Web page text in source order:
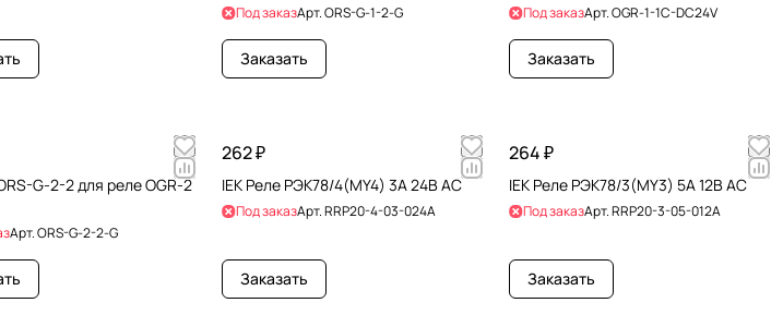
Под заказАрт.ORS-G-1-2-G
Заказать
Под заказАрт.OGR-1-1C-DC24V
Заказать
G-2-2 для реле OGR-2
Арт.ORS-G-2-2-G
262 ₽
IEK Реле РЭК78/4(MY4) 3А 24В AC
Под заказАрт.RRP20-4-03-024A
Заказать
264 ₽
IEK Реле РЭК78/3(MY3) 5А 12В AC
Под заказАрт.RRP20-3-05-012A
Заказать